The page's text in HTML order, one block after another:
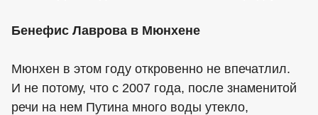
Бенефис Лаврова в Мюнхене
Мюнхен в этом году откровенно не впечатлил.
И не потому, что с 2007 года, после знаменитой
речи на нем Путина много воды утекло,